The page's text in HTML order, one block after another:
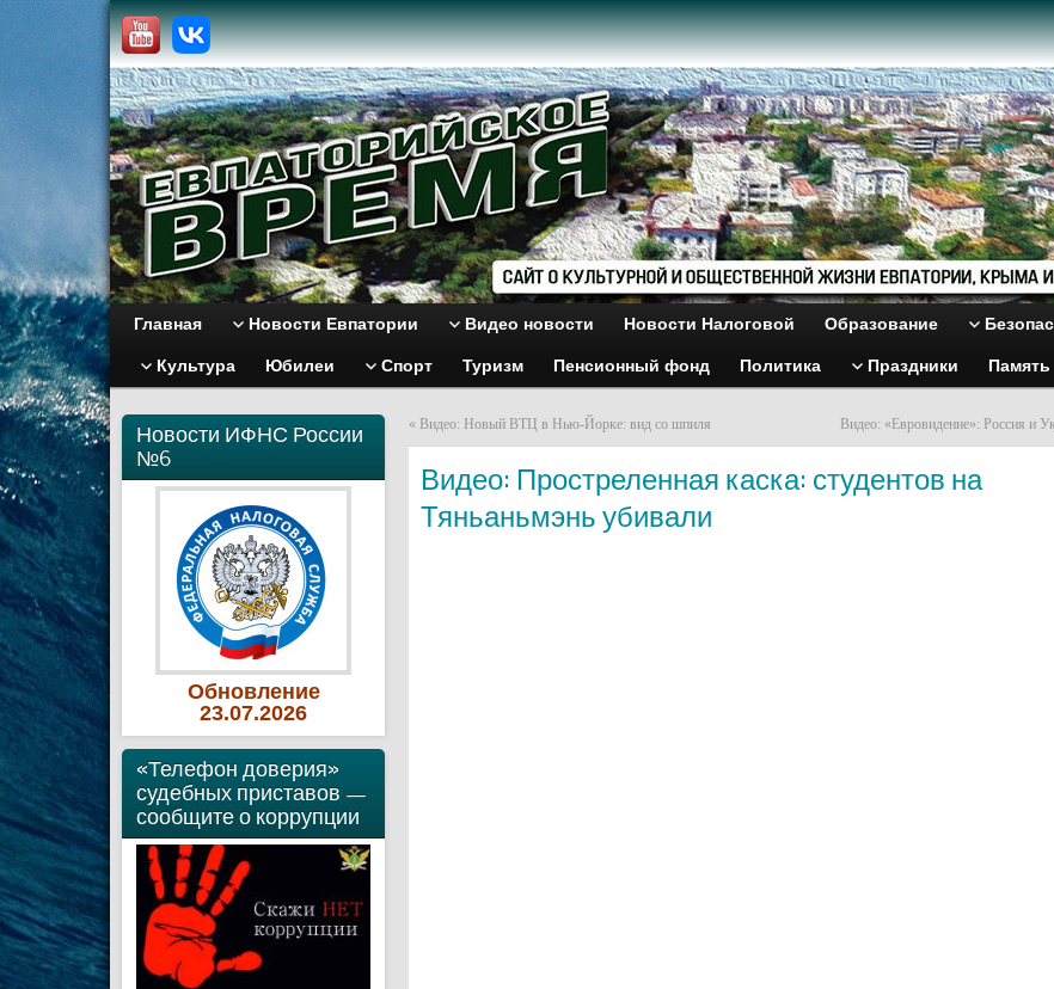
Главная Новости Евпатории Видео новости Новости Налоговой Образование
Культура Юбилеи Спорт Туризм Пенсионный фонд Политика Праздники Память
Новости ИФНС России
№6
Обновление
23.07.2026
«Телефон доверия»
судебных приставов —
сообщите о коррупции
« Видео: Новый ВТЦ в Нью-Йорке: вид со шпиля Видео: «Евровидение»: Россия и
Видео: Простреленная каска: студентов на
Тяньаньмэнь убивали